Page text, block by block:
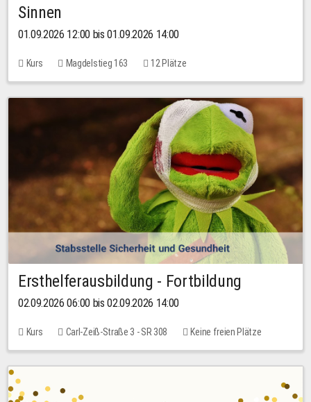
Sinnen
01.09.2026 12:00 bis 01.09.2026 14:00
Kurs Magdelstieg 163 12 Plätze
Ersthelferausbildung - Fortbildung
02.09.2026 06:00 bis 02.09.2026 14:00
Kurs Carl-Zeiß-Straße 3 - SR 308 Keine freien Plätze